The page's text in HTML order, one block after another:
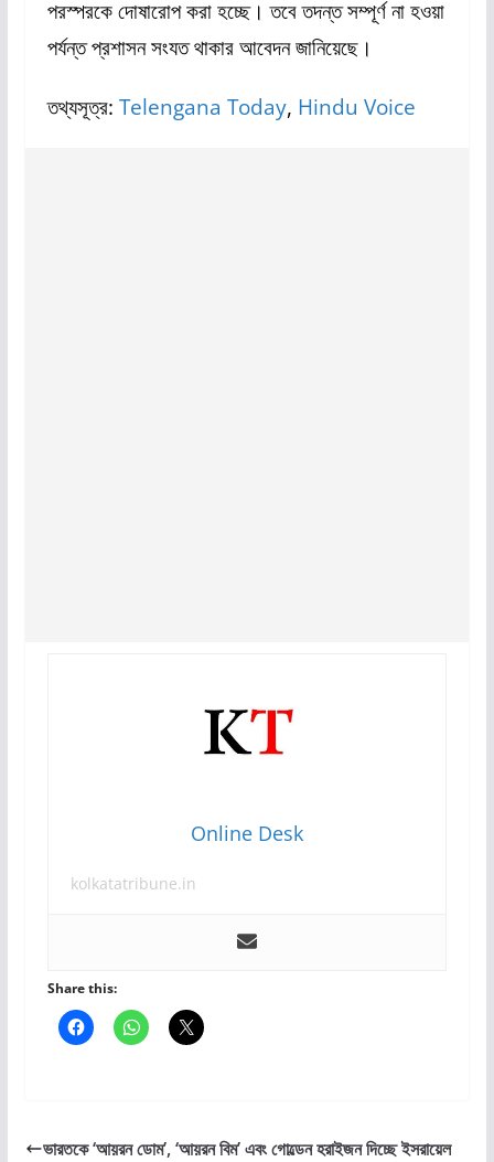
পরস্পরকে দোষারোপ করা হচ্ছে। তবে তদন্ত সম্পূর্ণ না হওয়া
পর্যন্ত প্রশাসন সংযত থাকার আবেদন জানিয়েছে।
তথ্যসূত্র: Telengana Today, Hindu Voice
Online Desk
kolkatatribune.in
Share this:
ভারতকে ‘আয়রন ডোম’, ‘আয়রন বিম’ এবং গোল্ডেন হরাইজন দিচ্ছে ইসরায়েল